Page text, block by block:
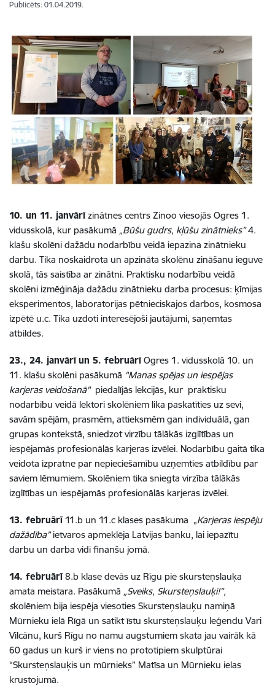
Publicēts: 01.04.2019.
10. un 11. janvārīzinātnes centrs Zinoo viesojās Ogres 1.
vidusskolā, kur pasākumā „Būšu gudrs, kļūšu zinātnieks”4.
klašu skolēni dažādu nodarbību veidā iepazina zinātnieku
darbu. Tika noskaidrota un apzināta skolēnu zināšanu ieguve
skolā, tās saistība ar zinātni. Praktisku nodarbību veidā
skolēni izmēģināja dažādu zinātnieku darba procesus: ķīmijas
eksperimentos, laboratorijas pētnieciskajos darbos, kosmosa
izpētē u.c. Tika uzdoti interesējoši jautājumi, saņemtas
atbildes.
23., 24. janvārī un 5. februārīOgres 1. vidusskolā 10. un
11. klašu skolēni pasākumā "Manas spējas un iespējas
karjeras veidošanā"piedalījās lekcijās, kur praktisku
nodarbību veidā lektori skolēniem lika paskatīties uz sevi,
savām spējām, prasmēm, attieksmēm gan individuālā, gan
grupas kontekstā, sniedzot virzību tālākās izglītības un
iespējamās profesionālās karjeras izvēlei. Nodarbību gaitā tika
veidota izpratne par nepieciešamību uzņemties atbildību par
saviem lēmumiem. Skolēniem tika sniegta virzība tālākās
izglītības un iespējamās profesionālās karjeras izvēlei.
13. februārī11.b un 11.c klases pasākuma „Karjeras iespēju
dažādība”ietvaros apmeklēja Latvijas banku, lai iepazītu
darbu un darba vidi finanšu jomā.
14. februārī8.b klase devās uz Rīgu pie skursteņslauķa
amata meistara. Pasākumā „Sveiks, Skursteņslauķi!”,
skolēniem bija iespēja viesoties Skursteņslauķu namiņā
Mūrnieku ielā Rīgā un satikt īstu skursteņslauķu leģendu Vari
Vilcānu, kurš Rīgu no namu augstumiem skata jau vairāk kā
60 gadus un kurš ir viens no prototipiem skulptūrai
“Skursteņslauķis un mūrnieks” Matīsa un Mūrnieku ielas
krustojumā.